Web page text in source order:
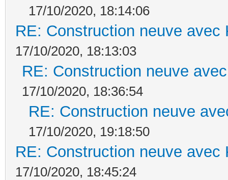
17/10/2020, 18:14:06
RE: Construction neuve avec
17/10/2020, 18:13:03
RE: Construction neuve
17/10/2020, 18:36:54
RE: Construction neuve
17/10/2020, 19:18:50
RE: Construction neuve avec
17/10/2020, 18:45:24